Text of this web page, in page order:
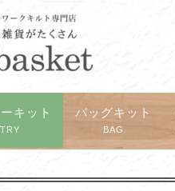
キット バッグキット
BAG